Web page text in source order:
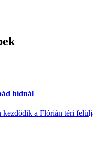
hídnál
kezdődik a Flórián téri